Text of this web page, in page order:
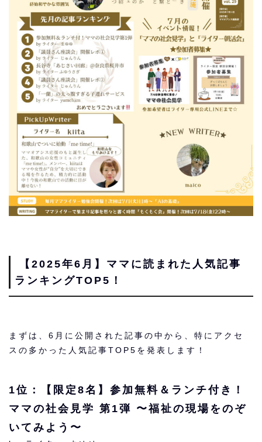
【2025年6月】ママに読まれた人気記事
ランキングTOP5！
まずは、6月に公開された記事の中から、特にアクセ
スの多かった人気記事TOP5を発表します！
1位：【限定8名】参加無料＆ランチ付き！
ママの社会見学 第1弾 〜福祉の現場をのぞ
いてみよう〜